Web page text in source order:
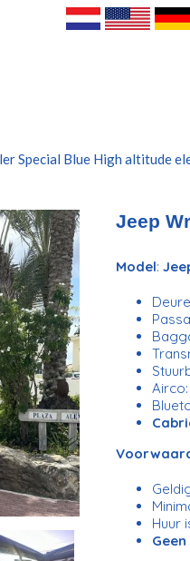
Special Blue High altitude
Jeep
Model:
Huur
Geen